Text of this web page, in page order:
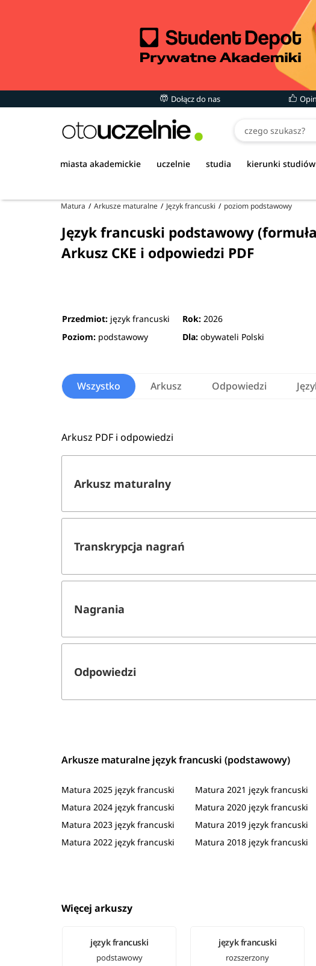
Dołącz do nas
miasta akademickie uczelnie studia kierunki studiów
Matura Arkusze maturalne Język francuski poziom podstawowy
Język francuski podstawowy
Arkusz CKE i odpowiedzi PDF
Przedmiot: język francuski Rok: 2026
Poziom: podstawowy Dla: obywateli Polski
Wszystko Arkusz Odpowiedzi
Arkusz PDF i odpowiedzi
Arkusz maturalny
Transkrypcja nagrań
Nagrania
Odpowiedzi
Arkusze maturalne język francuski (podstawowy)
Matura 2025 język francuski
Matura 2024 język francuski
Matura 2023 język francuski
Matura 2022 język francuski
Matura 2021 język francuski
Matura 2020 język francuski
Matura 2019 język francuski
Matura 2018 język francuski
Więcej arkuszy
język francuski
podstawowy
język francuski
rozszerzony